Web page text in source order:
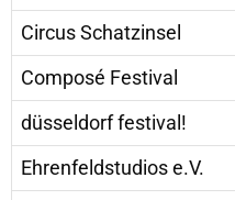
Circus Schatzinsel
Composé Festival
düsseldorf festival!
Ehrenfeldstudios e.V.